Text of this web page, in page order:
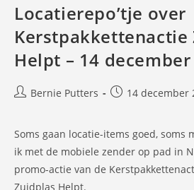
Locatierepo’tje over
Kerstpakkettenactie
Helpt – 14
BerichtBernie Putters
Bericht14 december
Soms gaan locatie-items goed, soms
ik met de mobiele zender op pad in
promo-actie van de
Zuidplas Helpt.